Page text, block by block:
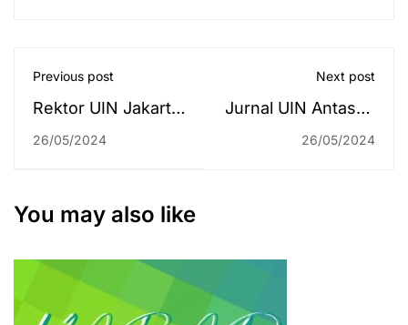
Previous post
Rektor UIN Jakarta
Gantikan Rektor
AIUA
26/05/2024
Next post
Jurnal UIN Antasari
Raih Scopus, Buah
26/05/2024
You may also like